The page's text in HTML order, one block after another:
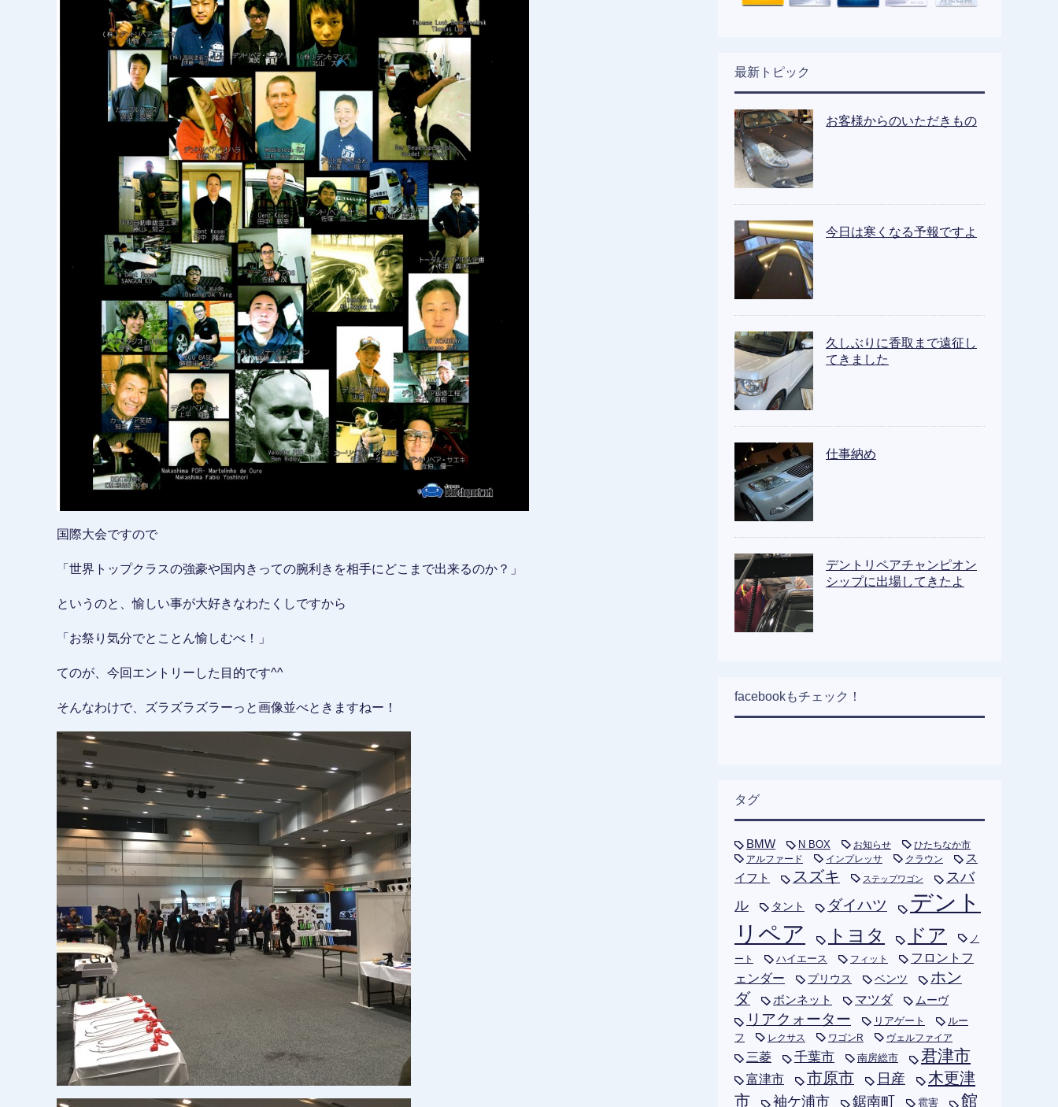
国際大会ですので
「世界トップクラスの強豪や国内きっての腕利きを相手にどこまで出来るのか？」
というのと、愉しい事が大好きなわたくしですから
「お祭り気分でとことん愉しむべ！」
てのが、今回エントリーした目的です^^
そんなわけで、ズラズラズラーっと画像並べときますねー！
最新トピック
お客様からのいただきもの
今日は寒くなる予報ですよ
久しぶりに香取まで遠征し
てきました
仕事納め
デントリペアチャンピオン
シップに出場してきたよ
facebookもチェック！
タグ
BMW N BOX お知らせ
ひたちなか市
アルファード
インプレッサ クラウン
ス
イフト
スズキ ステップワゴン
スバ
ル
タント ダイハツ
デント
リペア
トヨタ ドア ノ
ート ハイエース フィット
フロントフ
ェンダー
プリウス ベンツ
ホン
ダ
ボンネット マツダ ムーヴ
リアクォーター リアゲート
ルー
フ
レクサス ワゴンR ヴェルファイア
三菱 千葉市 南房総市 君津市
富津市 市原市 日産
木更津
市
袖ケ浦市 鋸南町 雹害 館